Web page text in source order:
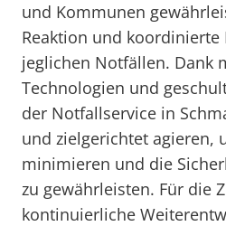
und Kommunen
Reaktion und koordinierte
jeglichen Notfällen. Dank
Technologien und
der Notfallservice in
und zielgerichtet agieren,
minimieren und die
zu gewährleisten. Für die
kontinuierliche